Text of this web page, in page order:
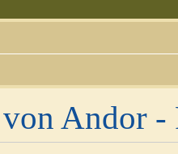
Andor -